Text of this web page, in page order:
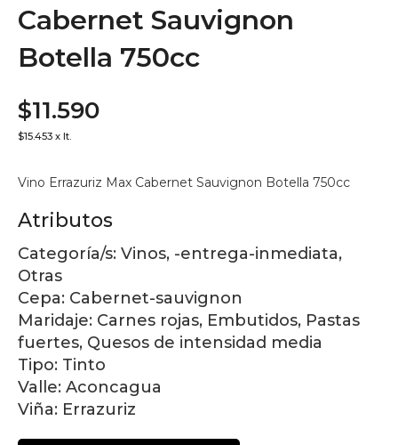
Cabernet Sauvignon
Botella 750cc
$11.590
$15.453 x lt.
Vino Errazuriz Max Cabernet Sauvignon Botella 750cc
Atributos
Categoría/s: Vinos, -entrega-inmediata,
Otras
Cepa: Cabernet-sauvignon
Maridaje: Carnes rojas, Embutidos, Pastas
fuertes, Quesos de intensidad media
Tipo: Tinto
Valle: Aconcagua
Viña: Errazuriz